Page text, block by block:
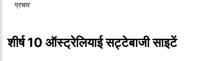
प्रचार
शीर्ष 10 ऑस्ट्रेलियाई सट्टेबाजी साइटें